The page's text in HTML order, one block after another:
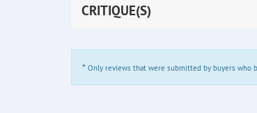
CRITIQUE(S)
* Only reviews that were submitted by buyers who